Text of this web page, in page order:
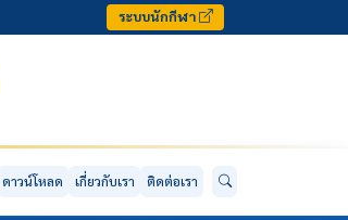
ระบบนักกีฬา
ดาวน์โหลด เกี่ยวกับเรา ติดต่อเรา